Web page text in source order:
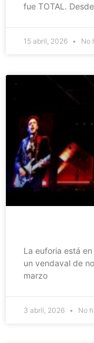
fue TOTAL.
15 abril, 2026 No
La euforia está
un vendaval de
marzo
3 abril, 2026 No